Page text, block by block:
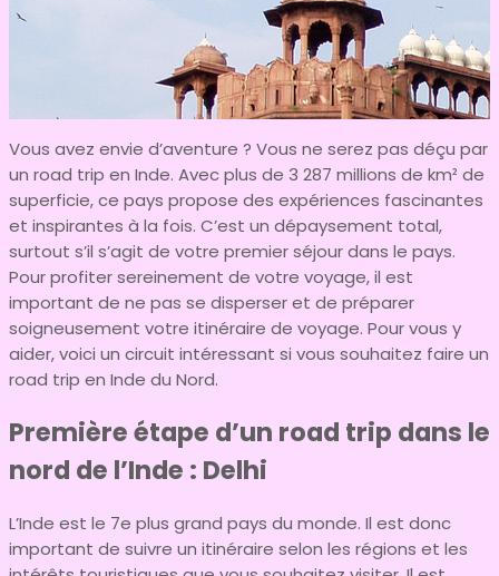
Vous avez envie d’aventure ? Vous ne serez pas déçu par
un road trip en Inde. Avec plus de 3 287 millions de km² de
superficie, ce pays propose des expériences fascinantes
et inspirantes à la fois. C’est un dépaysement total,
surtout s’il s’agit de votre premier séjour dans le pays.
Pour profiter sereinement de votre voyage, il est
important de ne pas se disperser et de préparer
soigneusement votre itinéraire de voyage. Pour vous y
aider, voici un circuit intéressant si vous souhaitez faire un
road trip en Inde du Nord.
Première étape d’un road trip dans le
nord de l’Inde : Delhi
L’Inde est le 7e plus grand pays du monde. Il est donc
important de suivre un itinéraire selon les régions et les